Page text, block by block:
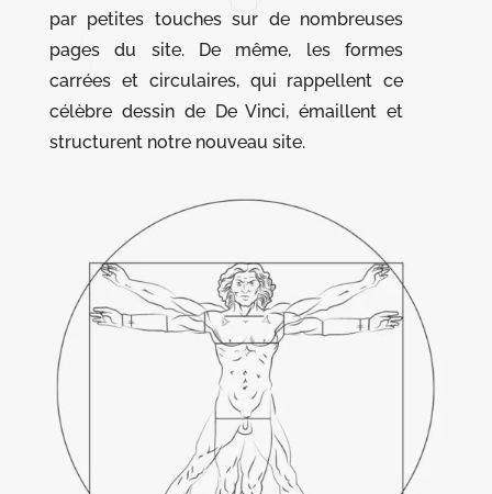
par petites touches sur de nombreuses
pages du site. De même, les formes
carrées et circulaires, qui rappellent ce
célèbre dessin de De Vinci, émaillent et
structurent notre nouveau site.